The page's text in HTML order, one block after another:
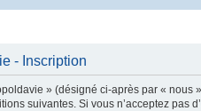
- Inscription
» (désigné ci-après par «
suivantes. Si vous n’acceptez